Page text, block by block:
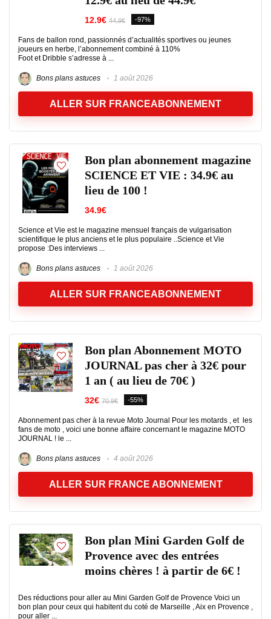
12.9€ 44,9€ -97%
Fans de ballon rond, passionnés d’actualités sportives ou jeunes
joueurs en herbe, l’abonnement combiné à 110%
Foot et Dribble s’adresse à ...
Bons plans astuces 1 août 2026
ALLER SUR FRANCEABONNEMENT
Bon plan abonnement magazine
SCIENCE ET VIE : 34.9€ au
lieu de 100 !
34.9€
Science et Vie est le magazine mensuel français de vulgarisation
scientifique le plus anciens et le plus populaire ..Science et Vie
propose :Des interviews ...
Bons plans astuces 1 août 2026
ALLER SUR FRANCEABONNEMENT
Bon plan Abonnement MOTO
JOURNAL pas cher à 32€ pour
1 an ( au lieu de 70€ )
32€ 70.9€ -55%
Abonnement pas cher à la revue Moto Journal Pour les motards , et les
fans de moto , voici une bonne affaire concernant le magazine MOTO
JOURNAL ! le ...
Bons plans astuces 4 août 2026
ALLER SUR FRANCE ABONNEMENT
Bon plan Mini Garden Golf de
Provence avec des entrées
moins chères ! à partir de 6€ !
Des réductions pour aller au Mini Garden Golf de Provence Voici un
bon plan pour ceux qui habitent du coté de Marseille , Aix en Provence ,
pour aller ...